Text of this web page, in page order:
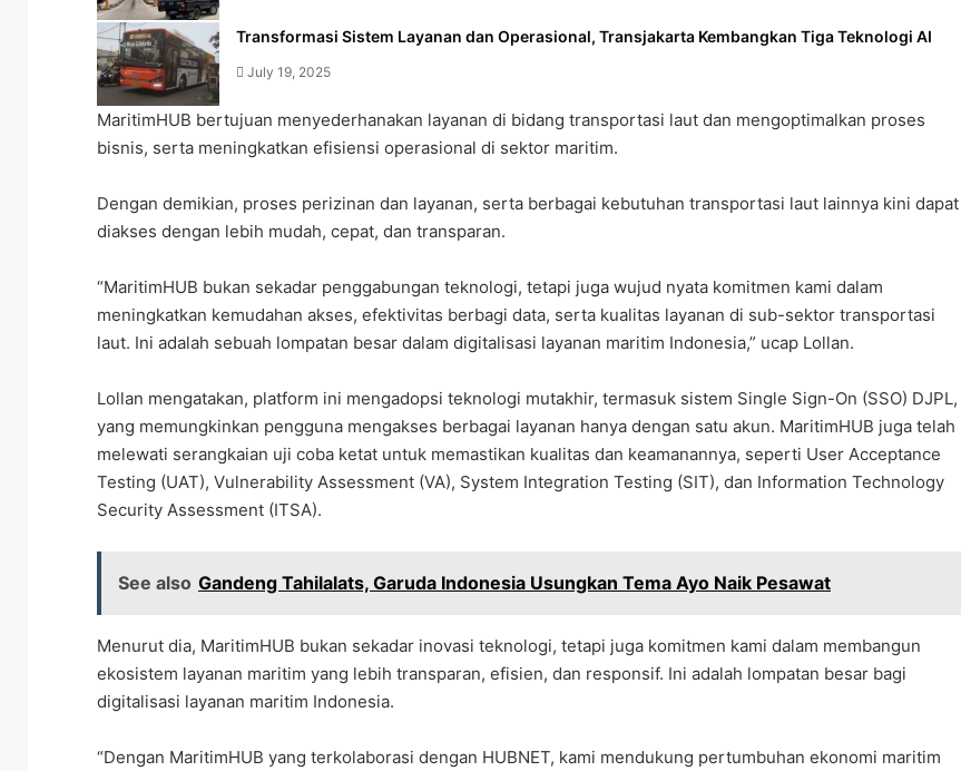
Transformasi Sistem Layanan dan Operasional, Transjakarta Kembangkan Tiga Teknologi AI
July 19, 2025
MaritimHUB bertujuan menyederhanakan layanan di bidang transportasi laut dan mengoptimalkan proses
bisnis, serta meningkatkan efisiensi operasional di sektor maritim.
Dengan demikian, proses perizinan dan layanan, serta berbagai kebutuhan transportasi laut lainnya kini dapat
diakses dengan lebih mudah, cepat, dan transparan.
“MaritimHUB bukan sekadar penggabungan teknologi, tetapi juga wujud nyata komitmen kami dalam
meningkatkan kemudahan akses, efektivitas berbagi data, serta kualitas layanan di sub-sektor transportasi
laut. Ini adalah sebuah lompatan besar dalam digitalisasi layanan maritim Indonesia,” ucap Lollan.
Lollan mengatakan, platform ini mengadopsi teknologi mutakhir, termasuk sistem Single Sign-On (SSO) DJPL,
yang memungkinkan pengguna mengakses berbagai layanan hanya dengan satu akun. MaritimHUB juga telah
melewati serangkaian uji coba ketat untuk memastikan kualitas dan keamanannya, seperti User Acceptance
Testing (UAT), Vulnerability Assessment (VA), System Integration Testing (SIT), dan Information Technology
Security Assessment (ITSA).
See also Gandeng Tahilalats, Garuda Indonesia Usungkan Tema Ayo Naik Pesawat
Menurut dia, MaritimHUB bukan sekadar inovasi teknologi, tetapi juga komitmen kami dalam membangun
ekosistem layanan maritim yang lebih transparan, efisien, dan responsif. Ini adalah lompatan besar bagi
digitalisasi layanan maritim Indonesia.
“Dengan MaritimHUB yang terkolaborasi dengan HUBNET, kami mendukung pertumbuhan ekonomi maritim